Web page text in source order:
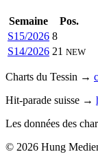
Semaine
Pos.
S15/2026 8
S14/2026 21 NEW
Charts du Tessin →
Hit-parade suisse →
Les données des
© 2026 Hung